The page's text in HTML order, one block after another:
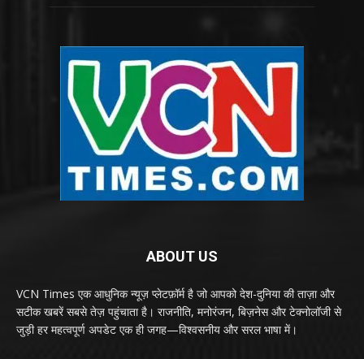
ABOUT US
VCN Times एक आधुनिक न्यूज़ प्लेटफ़ॉर्म है जो आपको देश-दुनिया की ताज़ा और
सटीक खबरें सबसे तेज़ पहुंचाता है। राजनीति, मनोरंजन, बिज़नेस और टेक्नोलॉजी से
जुड़ी हर महत्वपूर्ण अपडेट एक ही जगह—विश्वसनीय और सरल भाषा में।